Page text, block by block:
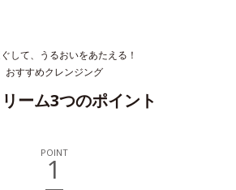
して、うるおいをあたえる！
おすすめクレンジング
ーム3つのポイント
POINT
1